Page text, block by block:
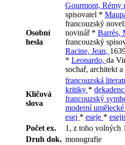
Osobní
hesla
Gourmont, Rémy
spisovatel *
francouzský
novinář * Barrès,
francouzský
Racine, Jean,
* Leonardo, da
sochař, architekt a
Klíčová
slova
francouzská
kritiky *
francouzský
moderní
esej * eseje *
Počet ex.
1, z toho volných 1
Druh dok. monografie